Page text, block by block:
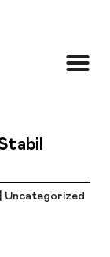
Uncategorized